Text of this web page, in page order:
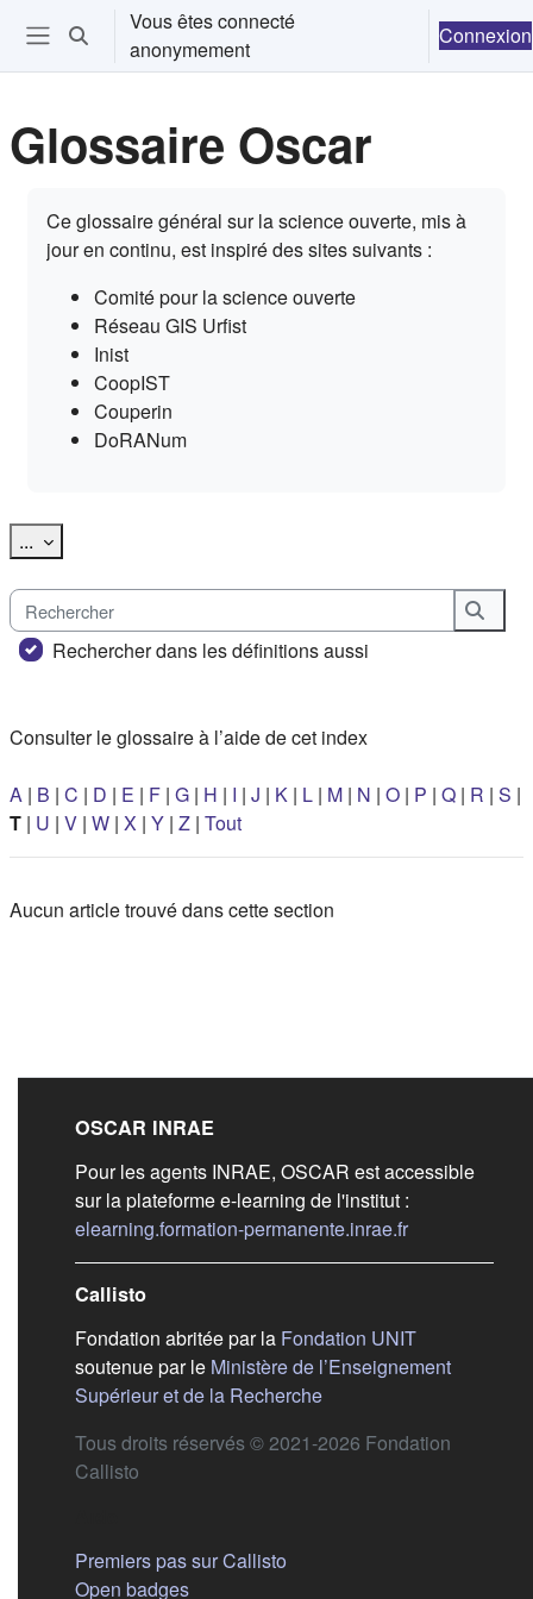
Passer au contenu principal
Ouvrir le menu de navigation
Activer/désactiver la saisie de recherche
Vous êtes connecté
anonymement
Connexion
Glossaire Oscar
Ce glossaire général sur la science ouverte, mis à
jour en continu, est inspiré des sites suivants :
Comité pour la science ouverte
Réseau GIS Urfist
Inist
CoopIST
Couperin
DoRANum
... Exporter des articles
Rechercher
Rechercher dans les définitions aussi
Consulter le glossaire à l’aide de cet index
A | B | C | D | E | F | G | H | I | J | K | L | M | N | O | P | Q | R | S |
T | U | V | W | X | Y | Z | Tout
Aucun article trouvé dans cette section
Liens de bas de
OSCAR INRAE
Pour les agents INRAE, OSCAR est accessible
sur la plateforme e-learning de l'institut :
elearning.formation-permanente.inrae.fr(s'ouvre dans
Callisto
Fondation abritée par la Fondation UNIT(s'ouvre
soutenue par le Ministère de l’Enseignement
Supérieur et de la Recherche(s'ouvre dans un nouvel
Tous droits réservés © 2021-2026 Fondation
Callisto
Premiers pas sur Callisto
Open badges